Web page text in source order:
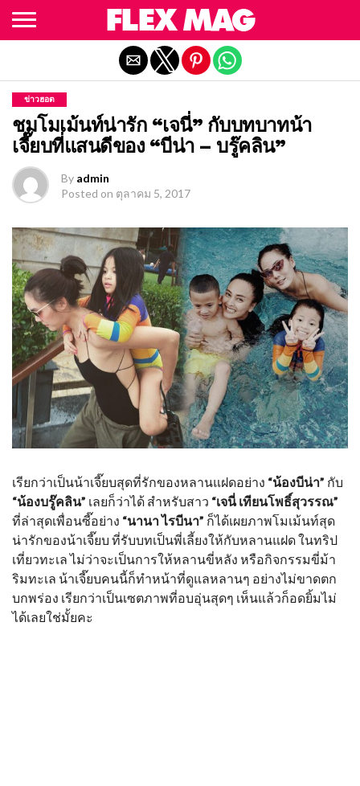
ข่าวฮอต
ชมโมเม้นท์น่ารัก “เจนี่” กับบทบาทน้า
เจี๊ยบที่แสนดีของ “บีน่า – บรู๊คลิน”
By admin
Posted on ตุลาคม 5, 2017
เรียกว่าเป็นน้าเจี๊ยบสุดที่รักของหลานแฝดอย่าง “น้องบีน่า” กับ
“น้องบรู๊คลิน” เลยก็ว่าได้ สำหรับสาว “เจนี่ เทียนโพธิ์สุวรรณ”
ที่ล่าสุดเพื่อนซี๊อย่าง “นานา ไรบีนา” ก็ได้เผยภาพโมเม้นท์สุด
น่ารักของน้าเจี๊ยบ ที่รับบทเป็นพี่เลี้ยงให้กับหลานแฝด ในทริป
เที่ยวทะเล ไม่ว่าจะเป็นการให้หลานขี่หลัง หรือกิจกรรมขี่ม้า
ริมทะเล น้าเจี๊ยบคนนี้ก็ทำหน้าที่ดูแลหลานๆ อย่างไม่ขาดตก
บกพร่อง เรียกว่าเป็นเซตภาพที่อบอุ่นสุดๆ เห็นแล้วก็อดยิ้มไม่
ได้เลยใช่มั้ยคะ
Exit mobile version